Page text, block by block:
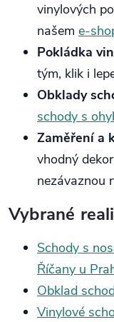
vinylových
našem
Pokládka
tým, klik i
Obklady
schody s
Zaměření a
vhodný
nezávaznou
Vybrané
Schody s
Říčany u
Obklad
Vinylové